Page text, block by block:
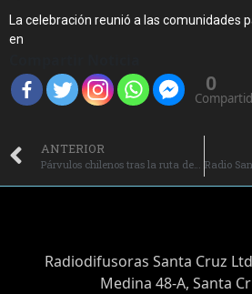
La celebración reunió a las comunidades
en
0
ANTERIOR
Radiodifusoras Santa Cruz
Medina 48-A, Santa